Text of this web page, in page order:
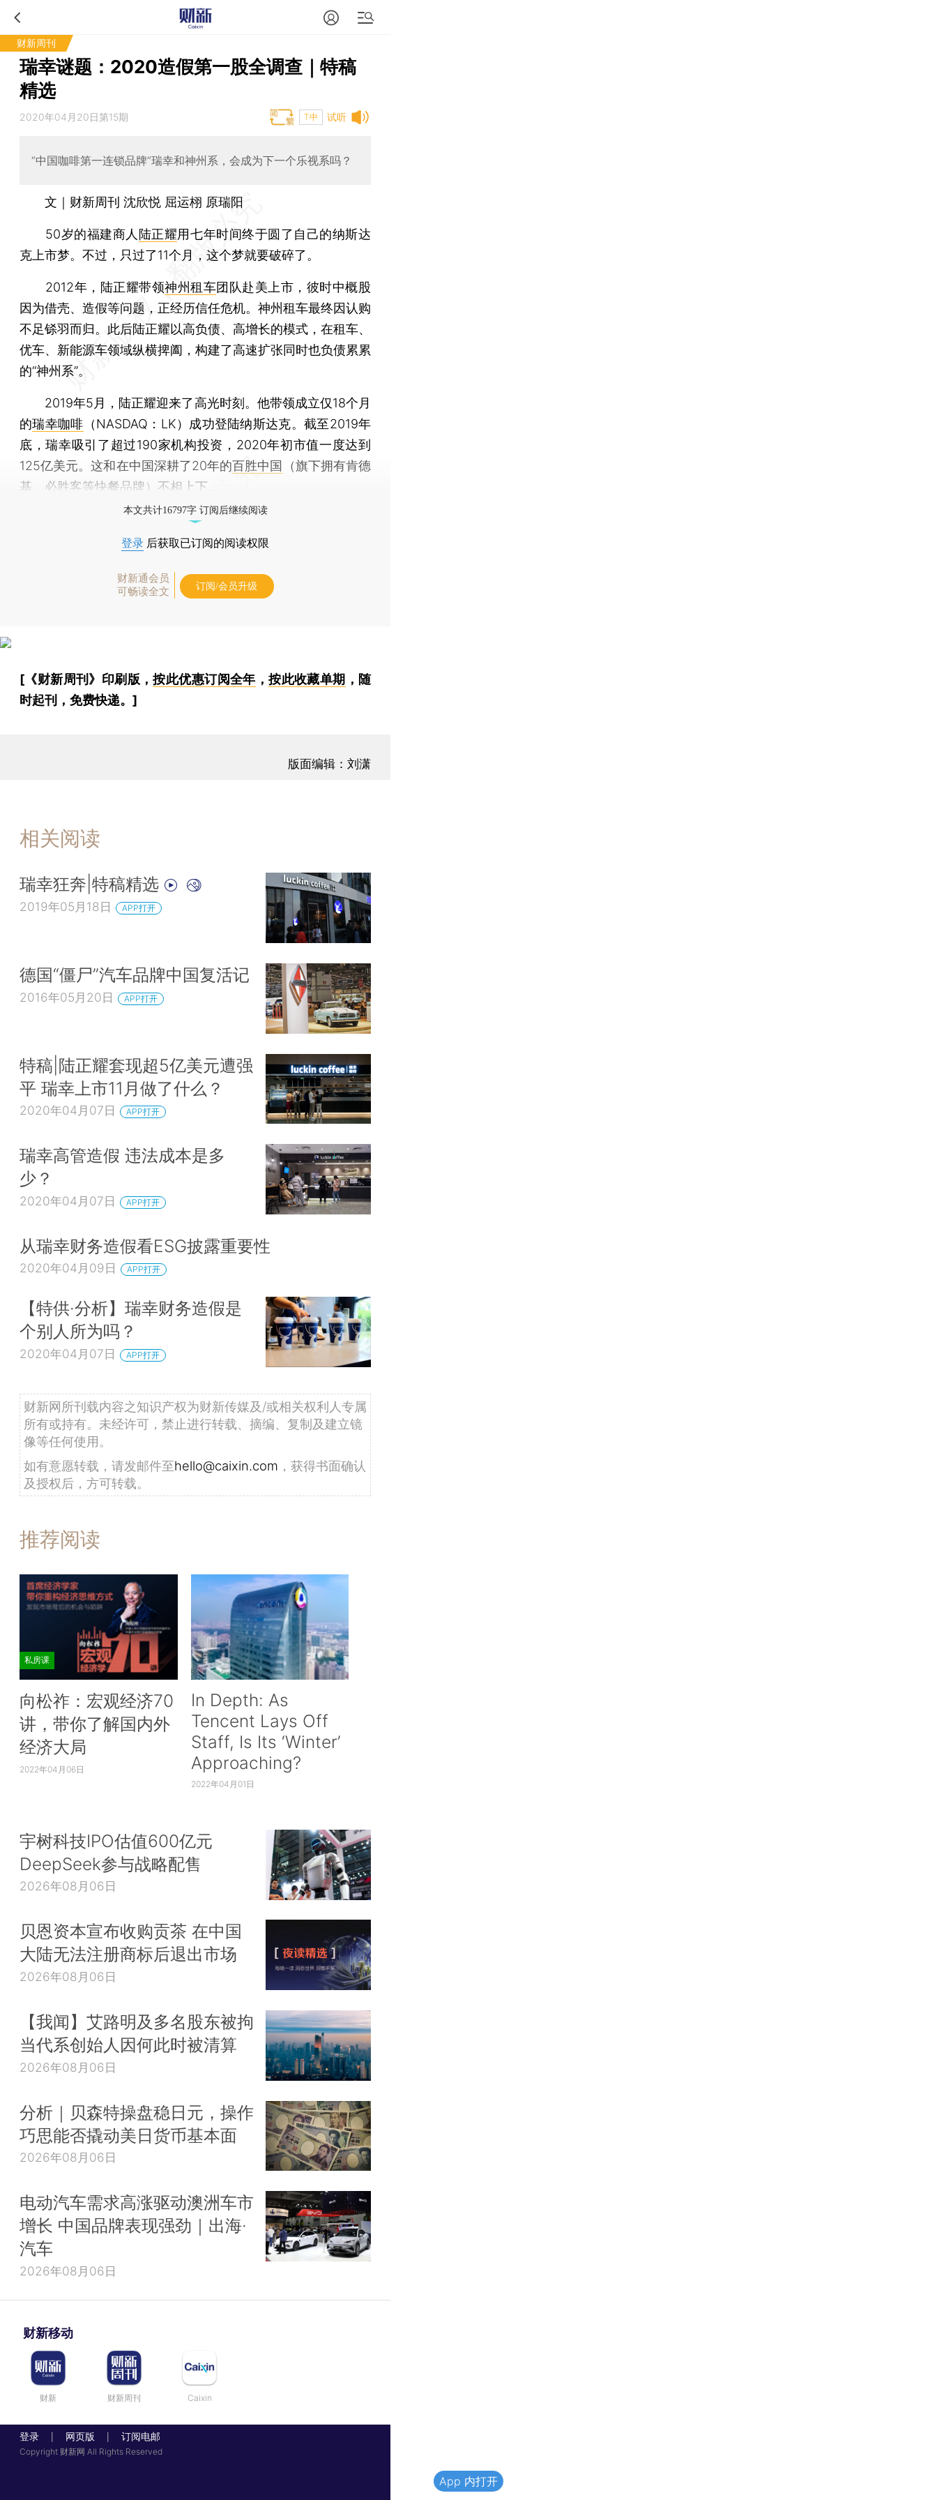
财新周刊
瑞幸谜题：2020造假第一股全调查｜特稿
精选
试听
2020年04月20日第15期 T中
“中国咖啡第一连锁品牌”瑞幸和神州系，会成为下一个乐视系吗？
文｜财新周刊 沈欣悦 屈运栩 原瑞阳
50岁的福建商人 陆正耀用七年时间终于圆了自己的纳斯达
克上市梦。不过，只过了11个月，这个梦就要破碎了。
2012年，陆正耀带领神州租车团队赴美上市，彼时中概股
因为借壳、造假等问题，正经历信任危机。神州租车最终因认购
不足铩羽而归。此后陆正耀以高负债、高增长的模式，在租车、
优车、新能源车领域纵横捭阖，构建了高速扩张同时也负债累累
的“神州系”。
2019年5月，陆正耀迎来了高光时刻。他带领成立仅18个月
的瑞幸咖啡 （NASDAQ：LK）成功登陆纳斯达克。截至2019年
底，瑞幸吸引了超过190家机构投资，2020年初市值一度达到
125亿美元。这和在中国深耕了20年的百胜中国 （旗下拥有肯德
基、必胜客等快餐品牌）不相上下。
本文共计16797字 订阅后继续阅读
登录 后获取已订阅的阅读权限
财新通会员
可畅读全文
订阅/会员升级
[《财新周刊》印刷版，按此优惠订阅全年 ，按此收藏单期 ，随
时起刊，免费快递。]
版面编辑：刘潇
相关阅读
瑞幸狂奔|特稿精选
2019年05月18日 APP打开
德国“僵尸”汽车品牌中国复活记
2016年05月20日 APP打开
特稿|陆正耀套现超5亿美元遭强
平 瑞幸上市11月做了什么？
2020年04月07日 APP打开
瑞幸高管造假 违法成本是多
少？
2020年04月07日 APP打开
从瑞幸财务造假看ESG披露重要性
2020年04月09日 APP打开
【特供·分析】瑞幸财务造假是
个别人所为吗？
2020年04月07日 APP打开
财新网所刊载内容之知识产权为财新传媒及/或相关权利人专属
所有或持有。未经许可，禁止进行转载、摘编、复制及建立镜
像等任何使用。
如有意愿转载，请发邮件至hello@caixin.com ，获得书面确认
及授权后，方可转载。
推荐阅读
私房课
向松祚：宏观经济70
讲，带你了解国内外
经济大局
2022年04月06日
In Depth: As
Tencent Lays Off
Staff, Is Its ‘Winter’
Approaching?
2022年04月01日
宇树科技IPO估值600亿元
DeepSeek参与战略配售
2026年08月06日
贝恩资本宣布收购贡茶 在中国
大陆无法注册商标后退出市场
2026年08月06日
【我闻】艾路明及多名股东被拘
当代系创始人因何此时被清算
2026年08月06日
分析｜贝森特操盘稳日元，操作
巧思能否撬动美日货币基本面
2026年08月06日
电动汽车需求高涨驱动澳洲车市
增长 中国品牌表现强劲｜出海·
汽车
2026年08月06日
财新移动
财新 财新周刊 Caixin
登录 网页版 订阅电邮
Copyright 财新网 All Rights Reserved
App 内打开